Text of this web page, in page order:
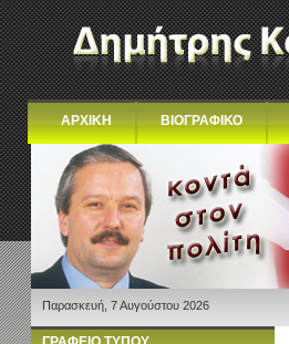
ΑΡΧΙΚΗ ΒΙΟΓΡΑΦΙΚΟ
Παρασκευή, 7 Αυγούστου 2026